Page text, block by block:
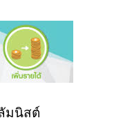
มนิสต์